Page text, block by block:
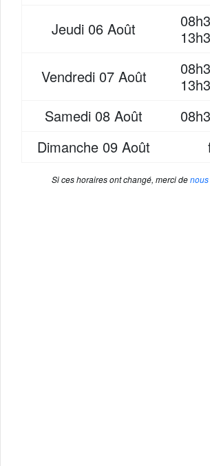
Jeudi 06 Août
Vendredi 07 Août
Samedi 08 Août
Dimanche 09 Août
Si ces horaires ont changé, merci de